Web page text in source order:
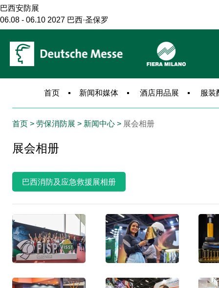
巴西安防展
06.08 - 06.10 2027 巴西·圣保罗
10.06 - 10.08 2026 巴西·圣保罗
米兰建筑展
11.17 - 11.19 2027 意大利·米兰
米兰服饰展
09.12 - 09.14 2026 意大利·米兰
首页 新闻和媒体 酒店用品展 服装
首页 > 劳保消防展 > 新闻中心 > 展会相册
展会相册
巴西消防及应急救援展相册